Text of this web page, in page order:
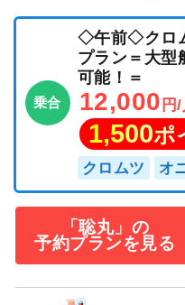
乗合
◇午前◇クロ
プラン＝大型
可能！＝
12,000 円/
1,500ポ
クロムツ オ
「聡丸」の
予約プランを見る